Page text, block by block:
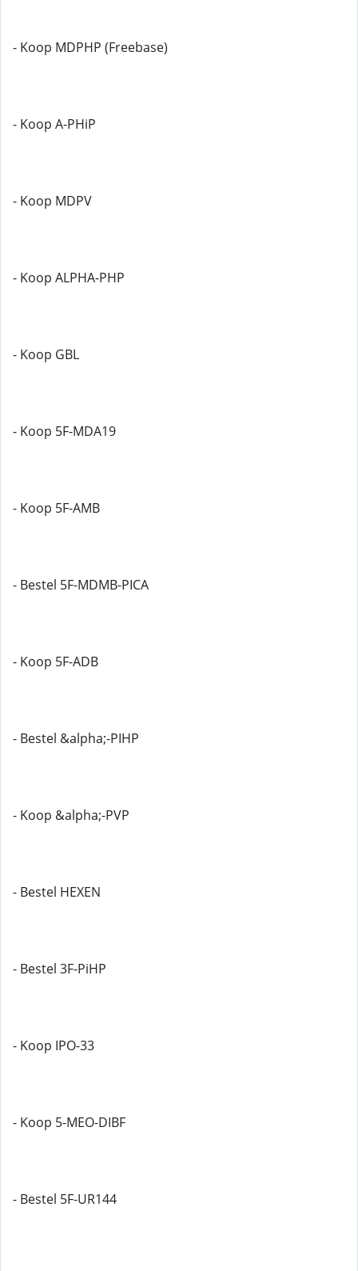
- Koop MDPHP (Freebase)
- Koop A-PHiP
- Koop MDPV
- Koop ALPHA-PHP
- Koop GBL
- Koop 5F-MDA19
- Koop 5F-AMB
- Bestel 5F-MDMB-PICA
- Koop 5F-ADB
- Bestel &alpha;-PIHP
- Koop &alpha;-PVP
- Bestel HEXEN
- Bestel 3F-PiHP
- Koop IPO-33
- Koop 5-MEO-DIBF
- Bestel 5F-UR144